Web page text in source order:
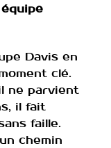
Davis en
clé.
ne parvient
il fait
faille.
chemin